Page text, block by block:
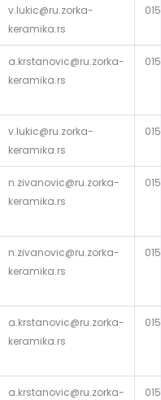
v.lukic@ru.zorka-
keramika.rs
a.krstanovic@ru.zorka-
keramika.rs
v.lukic@ru.zorka-
keramika.rs
n.zivanovic@ru.zorka-
keramika.rs
n.zivanovic@ru.zorka-
keramika.rs
a.krstanovic@ru.zorka-
keramika.rs
a.krstanovic@ru.zorka-